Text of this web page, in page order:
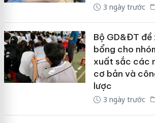
3 ngày trước
Bộ GD&ĐT
bổng cho
xuất sắc các
cơ bản và
lược
3 ngày trước